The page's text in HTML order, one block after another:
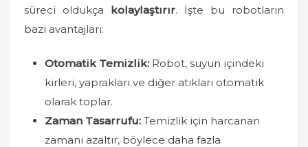
süreci oldukça kolaylaştırır. İşte bu robotların
bazı avantajları:
Otomatik Temizlik: Robot, suyun içindeki
kirleri, yaprakları ve diğer atıkları otomatik
olarak toplar.
Zaman Tasarrufu: Temizlik için harcanan
zamanı azaltır, böylece daha fazla